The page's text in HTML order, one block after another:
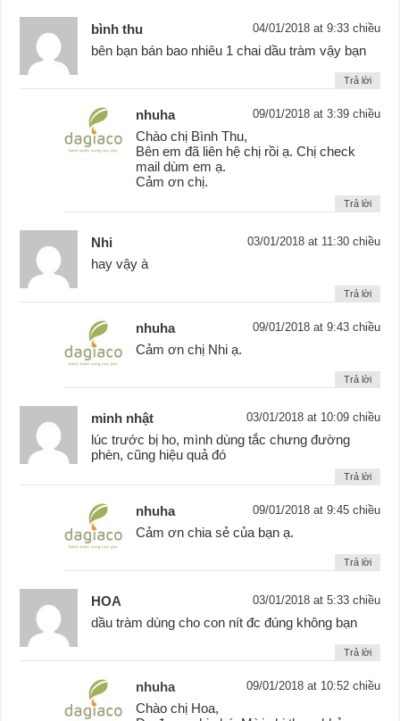
bình thu 04/01/2018 at 9:33 chiều
bên bạn bán bao nhiêu 1 chai dầu tràm vậy bạn
Trả lời
nhuha 09/01/2018 at 3:39 chiều
Chào chị Bình Thu,
Bên em đã liên hệ chị rồi ạ. Chị check
mail dùm em ạ.
Cảm ơn chị.
Trả lời
Nhi 03/01/2018 at 11:30 chiều
hay vậy à
Trả lời
nhuha 09/01/2018 at 9:43 chiều
Cảm ơn chị Nhi ạ.
Trả lời
minh nhật 03/01/2018 at 10:09 chiều
lúc trước bị ho, mình dùng tắc chưng đường
phèn, cũng hiệu quả đó
Trả lời
nhuha 09/01/2018 at 9:45 chiều
Cảm ơn chia sẻ của bạn ạ.
Trả lời
HOA 03/01/2018 at 5:33 chiều
dầu tràm dùng cho con nít đc đúng không bạn
Trả lời
nhuha 09/01/2018 at 10:52 chiều
Chào chị Hoa,